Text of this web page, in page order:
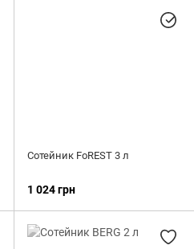
Сотейник FoREST 3 л
1 024 грн